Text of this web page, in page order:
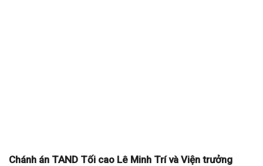
Chánh án TAND Tối cao Lê Minh Trí và Viện trưởng